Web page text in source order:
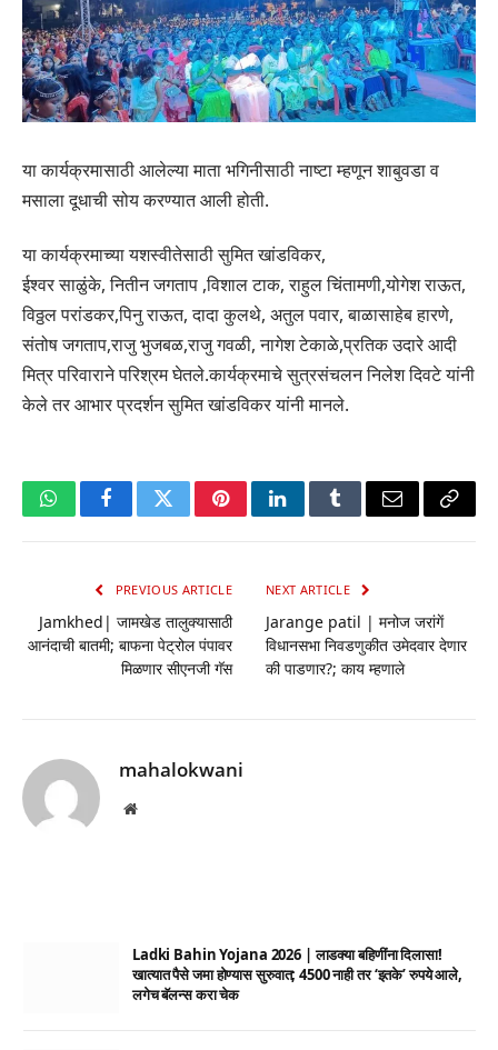
या कार्यक्रमासाठी आलेल्या माता भगिनीसाठी नाष्टा म्हणून शाबुवडा व
मसाला दूधाची सोय करण्यात आली होती.
या कार्यक्रमाच्या यशस्वीतेसाठी सुमित खांडविकर,
ईश्वर साळुंके, नितीन जगताप ,विशाल टाक, राहुल चिंतामणी,योगेश राऊत,
विठ्ठल परांडकर,पिनु राऊत, दादा कुलथे, अतुल पवार, बाळासाहेब हारणे,
संतोष जगताप,राजु भुजबळ,राजु गवळी, नागेश टेकाळे,प्रतिक उदारे आदी
मित्र परिवाराने परिश्रम घेतले.कार्यक्रमाचे सुत्रसंचलन निलेश दिवटे यांनी
केले तर आभार प्रदर्शन सुमित खांडविकर यांनी मानले.
WhatsAppFacebookTwitterPinterestLinkedInTumblrEmail Copy
PREVIOUS ARTICLE
Jamkhed| जामखेड तालुक्यासाठी
आनंदाची बातमी; बाफना पेट्रोल पंपावर
मिळणार सीएनजी गॅस
NEXT ARTICLE
Jarange patil | मनोज जरांगें
विधानसभा निवडणुकीत उमेदवार देणार
की पाडणार?; काय म्हणाले
mahalokwani
Website
Ladki Bahin Yojana 2026 | लाडक्या बहिणींना दिलासा!
खात्यात पैसे जमा होण्यास सुरुवात; 4500 नाही तर ‘इतके’ रुपये आले,
लगेच बॅलन्स करा चेक